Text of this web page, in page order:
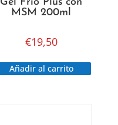
MSM 200ml
€19,50
Añadir al carrito